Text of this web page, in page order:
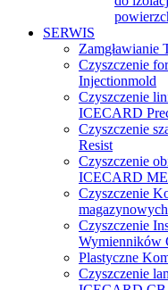
SERWIS
Zamgławianie
Czyszczenie
Injectionmold
Czyszczenie
ICECARD
Czyszczenie
Resist
Czyszczenie
ICECARD
Czyszczenie
Czyszczenie
Wymienników
Plastyczne
Czyszczenie